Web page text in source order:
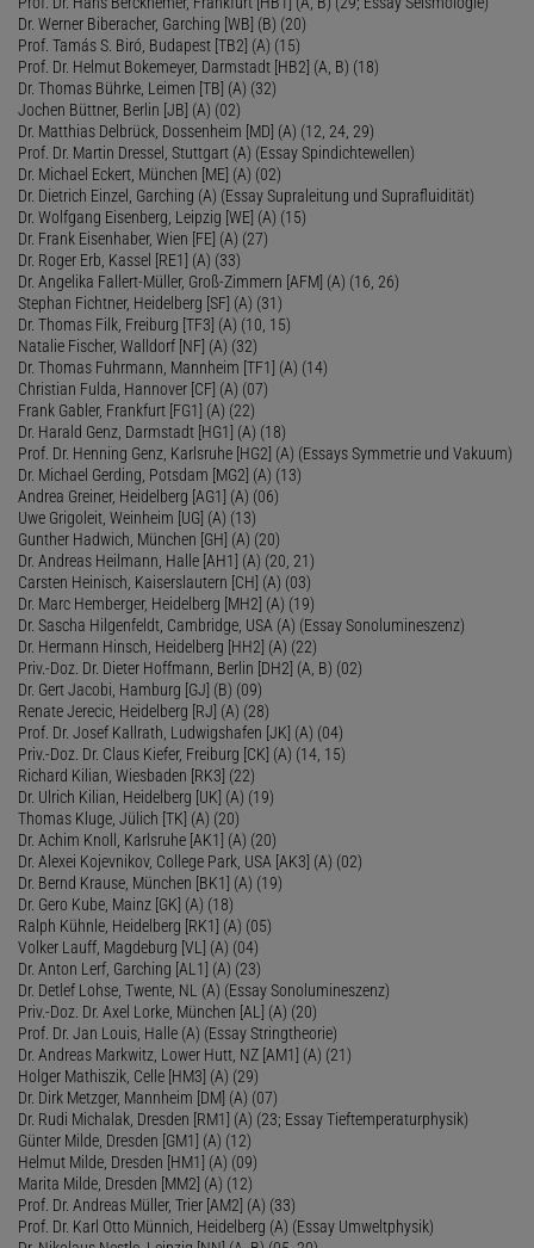
Dr. Werner Biberacher, Garching [WB] (B) (20)
Prof. Tamás S. Biró, Budapest [TB2] (A) (15)
Prof. Dr. Helmut Bokemeyer, Darmstadt [HB2] (A, B) (18)
Dr. Thomas Bührke, Leimen [TB] (A) (32)
Jochen Büttner, Berlin [JB] (A) (02)
Dr. Matthias Delbrück, Dossenheim [MD] (A) (12, 24, 29)
Prof. Dr. Martin Dressel, Stuttgart (A) (Essay Spindichtewellen)
Dr. Michael Eckert, München [ME] (A) (02)
Dr. Dietrich Einzel, Garching (A) (Essay Supraleitung und Suprafluidität)
Dr. Wolfgang Eisenberg, Leipzig [WE] (A) (15)
Dr. Frank Eisenhaber, Wien [FE] (A) (27)
Dr. Roger Erb, Kassel [RE1] (A) (33)
Dr. Angelika Fallert-Müller, Groß-Zimmern [AFM] (A) (16, 26)
Stephan Fichtner, Heidelberg [SF] (A) (31)
Dr. Thomas Filk, Freiburg [TF3] (A) (10, 15)
Natalie Fischer, Walldorf [NF] (A) (32)
Dr. Thomas Fuhrmann, Mannheim [TF1] (A) (14)
Christian Fulda, Hannover [CF] (A) (07)
Frank Gabler, Frankfurt [FG1] (A) (22)
Dr. Harald Genz, Darmstadt [HG1] (A) (18)
Prof. Dr. Henning Genz, Karlsruhe [HG2] (A) (Essays Symmetrie und Vakuum)
Dr. Michael Gerding, Potsdam [MG2] (A) (13)
Andrea Greiner, Heidelberg [AG1] (A) (06)
Uwe Grigoleit, Weinheim [UG] (A) (13)
Gunther Hadwich, München [GH] (A) (20)
Dr. Andreas Heilmann, Halle [AH1] (A) (20, 21)
Carsten Heinisch, Kaiserslautern [CH] (A) (03)
Dr. Marc Hemberger, Heidelberg [MH2] (A) (19)
Dr. Sascha Hilgenfeldt, Cambridge, USA (A) (Essay Sonolumineszenz)
Dr. Hermann Hinsch, Heidelberg [HH2] (A) (22)
Priv.-Doz. Dr. Dieter Hoffmann, Berlin [DH2] (A, B) (02)
Dr. Gert Jacobi, Hamburg [GJ] (B) (09)
Renate Jerecic, Heidelberg [RJ] (A) (28)
Prof. Dr. Josef Kallrath, Ludwigshafen [JK] (A) (04)
Priv.-Doz. Dr. Claus Kiefer, Freiburg [CK] (A) (14, 15)
Richard Kilian, Wiesbaden [RK3] (22)
Dr. Ulrich Kilian, Heidelberg [UK] (A) (19)
Thomas Kluge, Jülich [TK] (A) (20)
Dr. Achim Knoll, Karlsruhe [AK1] (A) (20)
Dr. Alexei Kojevnikov, College Park, USA [AK3] (A) (02)
Dr. Bernd Krause, München [BK1] (A) (19)
Dr. Gero Kube, Mainz [GK] (A) (18)
Ralph Kühnle, Heidelberg [RK1] (A) (05)
Volker Lauff, Magdeburg [VL] (A) (04)
Dr. Anton Lerf, Garching [AL1] (A) (23)
Dr. Detlef Lohse, Twente, NL (A) (Essay Sonolumineszenz)
Priv.-Doz. Dr. Axel Lorke, München [AL] (A) (20)
Prof. Dr. Jan Louis, Halle (A) (Essay Stringtheorie)
Dr. Andreas Markwitz, Lower Hutt, NZ [AM1] (A) (21)
Holger Mathiszik, Celle [HM3] (A) (29)
Dr. Dirk Metzger, Mannheim [DM] (A) (07)
Dr. Rudi Michalak, Dresden [RM1] (A) (23; Essay Tieftemperaturphysik)
Günter Milde, Dresden [GM1] (A) (12)
Helmut Milde, Dresden [HM1] (A) (09)
Marita Milde, Dresden [MM2] (A) (12)
Prof. Dr. Andreas Müller, Trier [AM2] (A) (33)
Prof. Dr. Karl Otto Münnich, Heidelberg (A) (Essay Umweltphysik)